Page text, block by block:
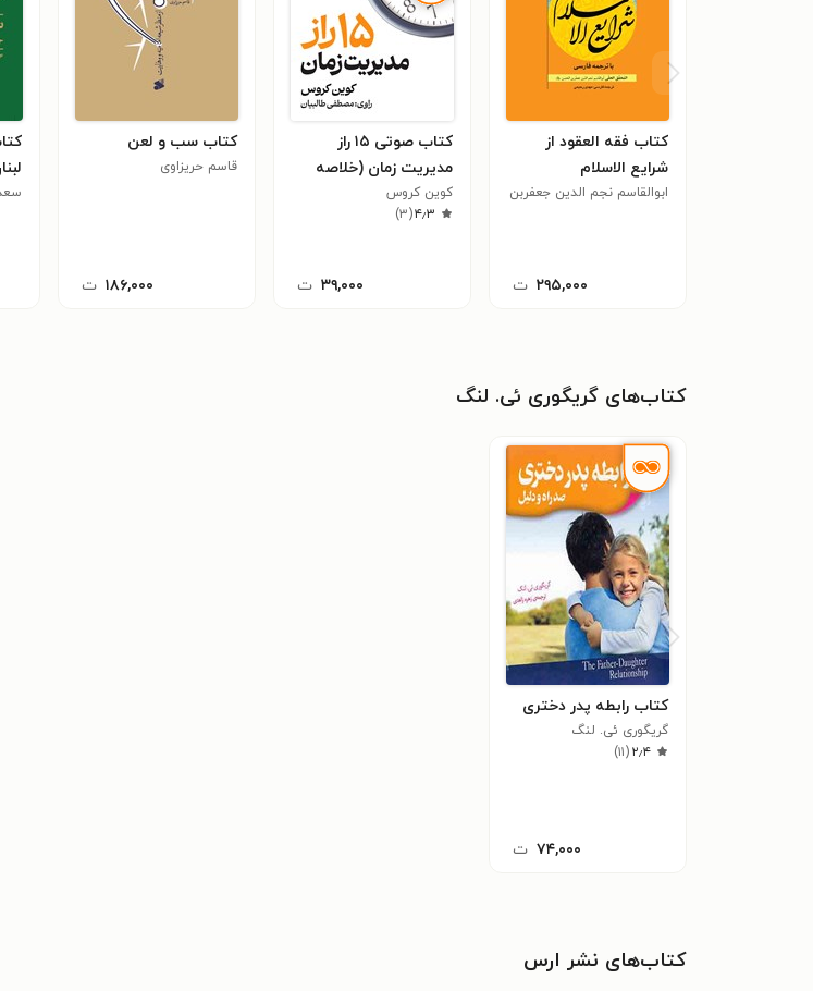
کتاب فقه العقود از
شرایع الاسلام
ابوالقاسم نجم الدین جعفربن
۲۹۵,۰۰۰ ت
کتاب صوتی ۱۵ راز
مدیریت زمان (خلاصه
کتاب)
کوین کروس
۴٫۳(۳)
۳۹,۰۰۰ ت
کتاب سب و لعن
قاسم حریزاوی
۱۸۶,۰۰۰ ت
کتاب‌های گریگوری ئی. لنگ
کتاب رابطه پدر دختری
گریگوری ئی. لنگ
۲٫۴(۱۱)
۷۴,۰۰۰ ت
کتاب‌های نشر ارس